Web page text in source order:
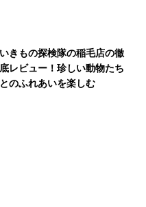
いきもの探検隊の稲毛店の徹
底レビュー！珍しい動物たち
とのふれあいを楽しむ